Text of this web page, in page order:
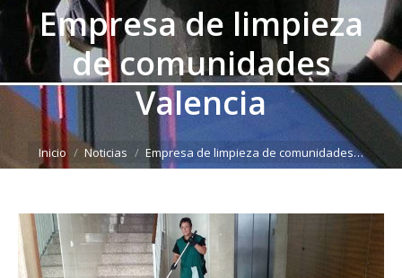
Empresa de limpieza
de comunidades
Valencia
Estás aquí:
Inicio Noticias Empresa de limpieza de comunidades…